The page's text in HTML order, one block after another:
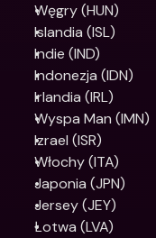
Węgry (HUN)
Islandia (ISL)
Indie (IND)
Indonezja (IDN)
Irlandia (IRL)
Wyspa Man (IMN)
Izrael (ISR)
Włochy (ITA)
Japonia (JPN)
Jersey (JEY)
Łotwa (LVA)